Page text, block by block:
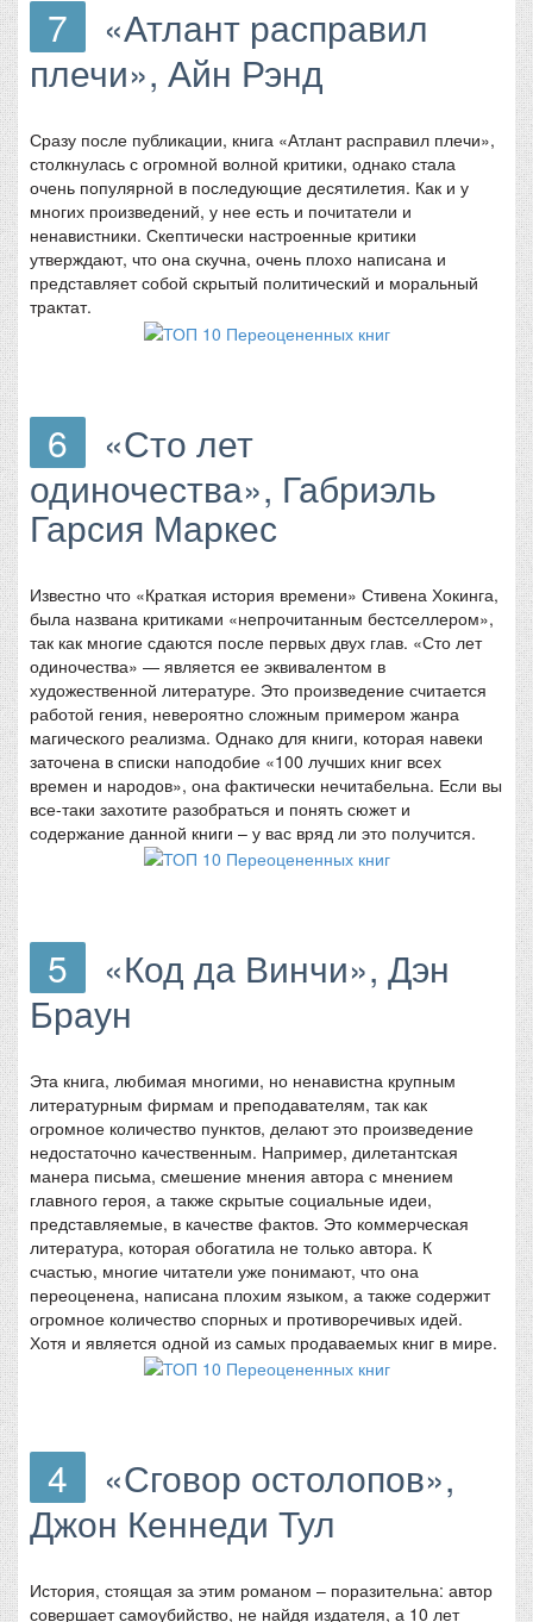
7
«Атлант расправил
плечи», Айн Рэнд
Сразу после публикации, книга «Атлант расправил плечи»,
столкнулась с огромной волной критики, однако стала
очень популярной в последующие десятилетия. Как и у
многих произведений, у нее есть и почитатели и
ненавистники. Скептически настроенные критики
утверждают, что она скучна, очень плохо написана и
представляет собой скрытый политический и моральный
трактат.
6
«Сто лет
одиночества», Габриэль
Гарсия Маркес
Известно что «Краткая история времени» Стивена Хокинга,
была названа критиками «непрочитанным бестселлером»,
так как многие сдаются после первых двух глав. «Сто лет
одиночества» — является ее эквивалентом в
художественной литературе. Это произведение считается
работой гения, невероятно сложным примером жанра
магического реализма. Однако для книги, которая навеки
заточена в списки наподобие «100 лучших книг всех
времен и народов», она фактически нечитабельна. Если вы
все-таки захотите разобраться и понять сюжет и
содержание данной книги – у вас вряд ли это получится.
5
«Код да Винчи», Дэн
Браун
Эта книга, любимая многими, но ненавистна крупным
литературным фирмам и преподавателям, так как
огромное количество пунктов, делают это произведение
недостаточно качественным. Например, дилетантская
манера письма, смешение мнения автора с мнением
главного героя, а также скрытые социальные идеи,
представляемые, в качестве фактов. Это коммерческая
литература, которая обогатила не только автора. К
счастью, многие читатели уже понимают, что она
переоценена, написана плохим языком, а также содержит
огромное количество спорных и противоречивых идей.
Хотя и является одной из самых продаваемых книг в мире.
4
«Сговор остолопов»,
Джон Кеннеди Тул
История, стоящая за этим романом – поразительна: автор
совершает самоубийство, не найдя издателя, а 10 лет